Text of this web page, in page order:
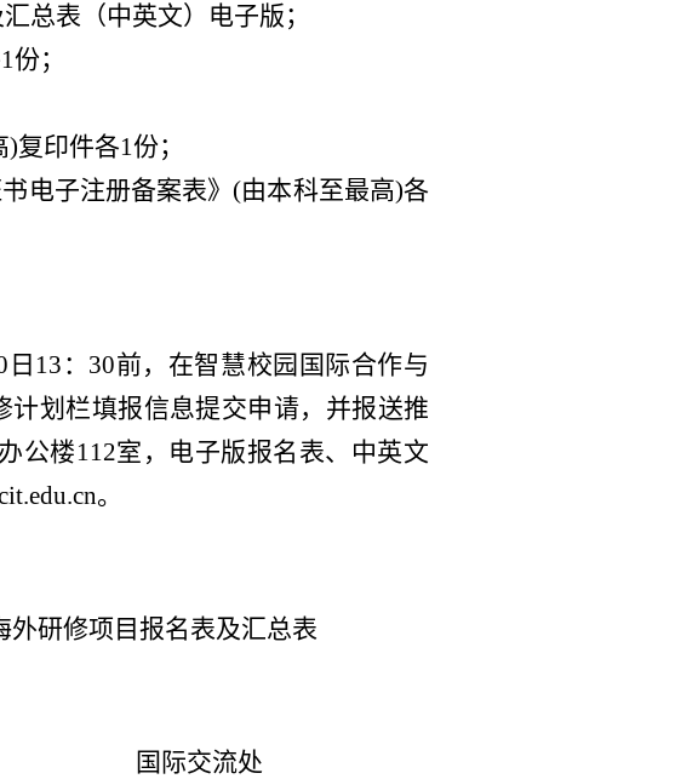
总表（中英文）电子版；
；
复印件各1份；
电子注册备案表》(由本科至最高)各
13：30前，在智慧校园国际合作与
划栏填报信息提交申请，并报送推
公楼112室，电子版报名表、中英文
。
外研修项目报名表及汇总表
处